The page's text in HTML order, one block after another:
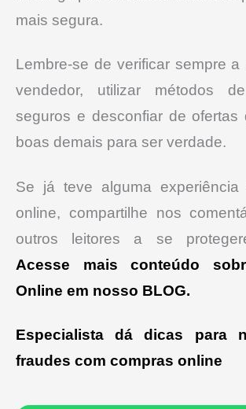
mais segura.
Lembre-se de verificar sempre a
vendedor, utilizar métodos
seguros e desconfiar de ofertas
boas demais para ser verdade.
Se já teve alguma experiência
online, compartilhe nos
outros leitores a se
Acesse mais conteúdo
Online em nosso BLOG.
Especialista dá dicas para
fraudes com compras online